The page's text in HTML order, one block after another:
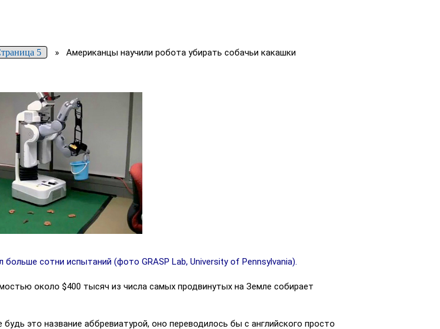
5 » Американцы научили робота убирать собачьи какашки
сотни испытаний (фото GRASP Lab, University of Pennsylvania).
около $400 тысяч из числа самых продвинутых на Земле собирает
будь это название аббревиатурой, оно переводилось бы с английского просто